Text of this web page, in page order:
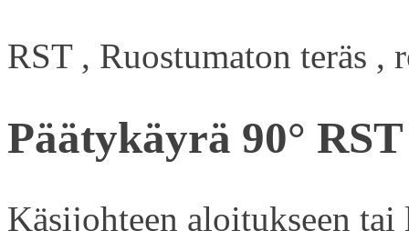
RST , Ruostumaton teräs ,
Päätykäyrä 90°
Käsijohteen aloitukseen tai